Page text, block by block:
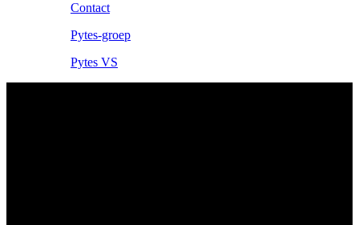
Contact
Pytes-groep
Pytes VS